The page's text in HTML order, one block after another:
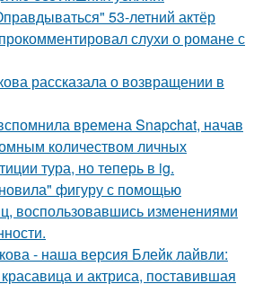
53-летний актёр
слухи о романе с
рассказала о возвращении в
времена Snapchat, начав
количеством личных
тура, но теперь в ig.
фигуру с помощью
воспользовавшись изменениями
- наша версия Блейк лайвли:
и актриса, поставившая